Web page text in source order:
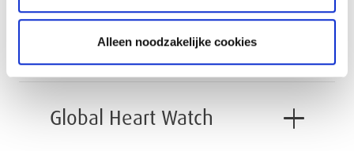
Alleen noodzakelijke cookies
Musculoskeletale
Aandoeningen (MSA)
Global Heart Watch